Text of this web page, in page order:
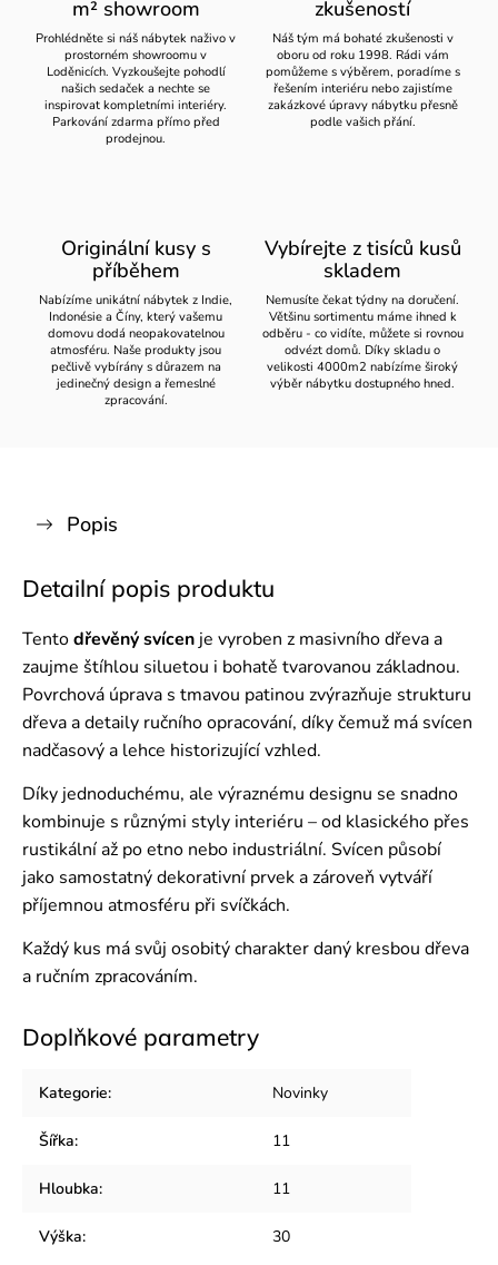
m² showroom
Prohlédněte si náš nábytek naživo v
prostorném showroomu v
Loděnicích. Vyzkoušejte pohodlí
našich sedaček a nechte se
inspirovat kompletními interiéry.
Parkování zdarma přímo před
prodejnou.
zkušeností
Náš tým má bohaté zkušenosti v
oboru od roku 1998. Rádi vám
pomůžeme s výběrem, poradíme s
řešením interiéru nebo zajistíme
zakázkové úpravy nábytku přesně
podle vašich přání.
Originální kusy s
příběhem
Nabízíme unikátní nábytek z Indie,
Indonésie a Číny, který vašemu
domovu dodá neopakovatelnou
atmosféru. Naše produkty jsou
pečlivě vybírány s důrazem na
jedinečný design a řemeslné
zpracování.
Vybírejte z tisíců kusů
skladem
Nemusíte čekat týdny na doručení.
Většinu sortimentu máme ihned k
odběru - co vidíte, můžete si rovnou
odvézt domů. Díky skladu o
velikosti 4000m2 nabízíme široký
výběr nábytku dostupného hned.
Popis
Detailní popis produktu
Tentodřevěný svícen je vyroben z masivního dřeva a
zaujme štíhlou siluetou i bohatě tvarovanou základnou.
Povrchová úprava s tmavou patinou zvýrazňuje strukturu
dřeva a detaily ručního opracování, díky čemuž má svícen
nadčasový a lehce historizující vzhled.
Díky jednoduchému, ale výraznému designu se snadno
kombinuje s různými styly interiéru – od klasického přes
rustikální až po etno nebo industriální. Svícen působí
jako samostatný dekorativní prvek a zároveň vytváří
příjemnou atmosféru při svíčkách.
Každý kus má svůj osobitý charakter daný kresbou dřeva
a ručním zpracováním.
Doplňkové parametry
Kategorie: Novinky
Šířka: 11
Hloubka: 11
Výška: 30